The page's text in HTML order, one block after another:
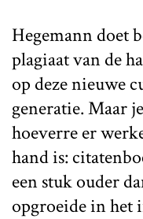
Hegemann doet
plagiaat van de
op deze nieuwe
generatie. Maar
hoeverre er
hand is:
een stuk ouder
opgroeide in